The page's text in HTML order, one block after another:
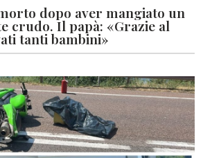
dopo aver mangiato un
crudo. Il papà: «Grazie al
tanti bambini»